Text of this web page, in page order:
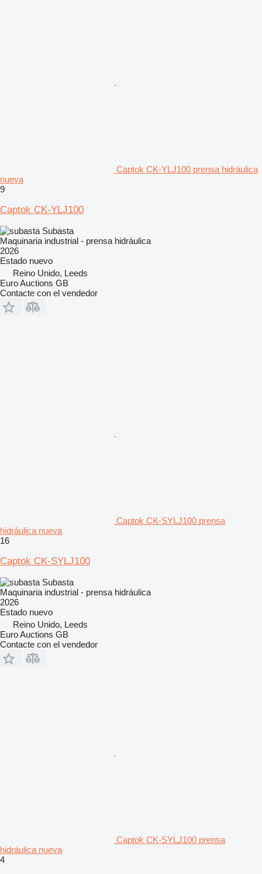
Captok CK-YLJ100 prensa hidráulica
nueva
9
Captok CK-YLJ100
Subasta
Maquinaria industrial - prensa hidráulica
2026
Estado nuevo
Reino Unido, Leeds
Euro Auctions GB
Contacte con el vendedor
Captok CK-SYLJ100 prensa
hidráulica nueva
16
Captok CK-SYLJ100
Subasta
Maquinaria industrial - prensa hidráulica
2026
Estado nuevo
Reino Unido, Leeds
Euro Auctions GB
Contacte con el vendedor
Captok CK-SYLJ100 prensa
hidráulica nueva
4